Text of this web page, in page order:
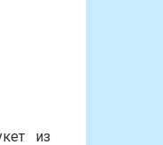
из